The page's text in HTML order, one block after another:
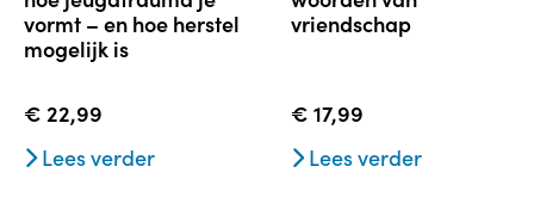
vormt – en hoe herstel
mogelijk is
€ 22,99
Lees verder
vriendschap
€ 17,99
Lees verder